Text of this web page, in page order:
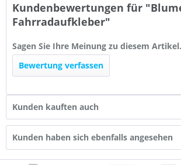
Kundenbewertungen für
Fahrradaufkleber"
Sagen Sie Ihre Meinung zu diesem Artikel.
Bewertung verfassen
Kunden kauften auch
Kunden haben sich ebenfalls angesehen